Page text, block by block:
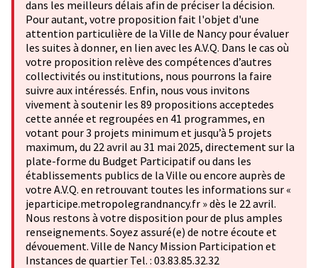
dans les meilleurs délais afin de préciser la décision.
Pour autant, votre proposition fait l'objet d'une
attention particulière de la Ville de Nancy pour évaluer
les suites à donner, en lien avec les A.V.Q. Dans le cas où
votre proposition relève des compétences d’autres
collectivités ou institutions, nous pourrons la faire
suivre aux intéressés. Enfin, nous vous invitons
vivement à soutenir les 89 propositions acceptedes
cette année et regroupées en 41 programmes, en
votant pour 3 projets minimum et jusqu’à 5 projets
maximum, du 22 avril au 31 mai 2025, directement sur la
plate-forme du Budget Participatif ou dans les
établissements publics de la Ville ou encore auprès de
votre A.V.Q. en retrouvant toutes les informations sur «
jeparticipe.metropolegrandnancy.fr » dès le 22 avril.
Nous restons à votre disposition pour de plus amples
renseignements. Soyez assuré(e) de notre écoute et
dévouement. Ville de Nancy Mission Participation et
Instances de quartier Tel. : 03.83.85.32.32